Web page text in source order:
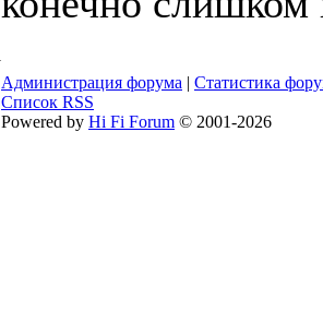
Администрация форума | Статистика
Список RSS
Powered by Hi Fi Forum © 2001-2026